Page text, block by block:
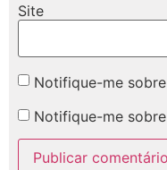
Site
Notifique-me
Notifique-me